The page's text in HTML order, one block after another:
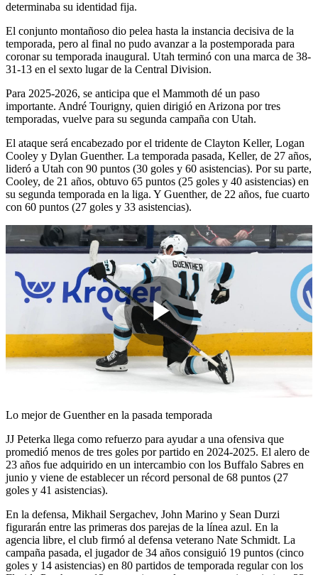
determinaba su identidad fija.
El conjunto montañoso dio pelea hasta la instancia decisiva de la
temporada, pero al final no pudo avanzar a la postemporada para
coronar su temporada inaugural. Utah terminó con una marca de 38-
31-13 en el sexto lugar de la Central Division.
Para 2025-2026, se anticipa que el Mammoth dé un paso
importante. André Tourigny, quien dirigió en Arizona por tres
temporadas, vuelve para su segunda campaña con Utah.
El ataque será encabezado por el tridente de Clayton Keller, Logan
Cooley y Dylan Guenther. La temporada pasada, Keller, de 27 años,
lideró a Utah con 90 puntos (30 goles y 60 asistencias). Por su parte,
Cooley, de 21 años, obtuvo 65 puntos (25 goles y 40 asistencias) en
su segunda temporada en la liga. Y Guenther, de 22 años, fue cuarto
con 60 puntos (27 goles y 33 asistencias).
Play
Video
Lo mejor de Guenther en la pasada temporada
JJ Peterka llega como refuerzo para ayudar a una ofensiva que
promedió menos de tres goles por partido en 2024-2025. El alero de
23 años fue adquirido en un intercambio con los Buffalo Sabres en
junio y viene de establecer un récord personal de 68 puntos (27
goles y 41 asistencias).
En la defensa, Mikhail Sergachev, John Marino y Sean Durzi
figurarán entre las primeras dos parejas de la línea azul. En la
agencia libre, el club firmó al defensa veterano Nate Schmidt. La
campaña pasada, el jugador de 34 años consiguió 19 puntos (cinco
goles y 14 asistencias) en 80 partidos de temporada regular con los